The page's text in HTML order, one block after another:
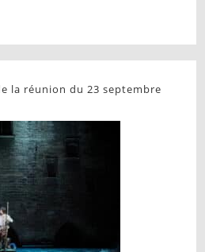
la réunion du 23 septembre